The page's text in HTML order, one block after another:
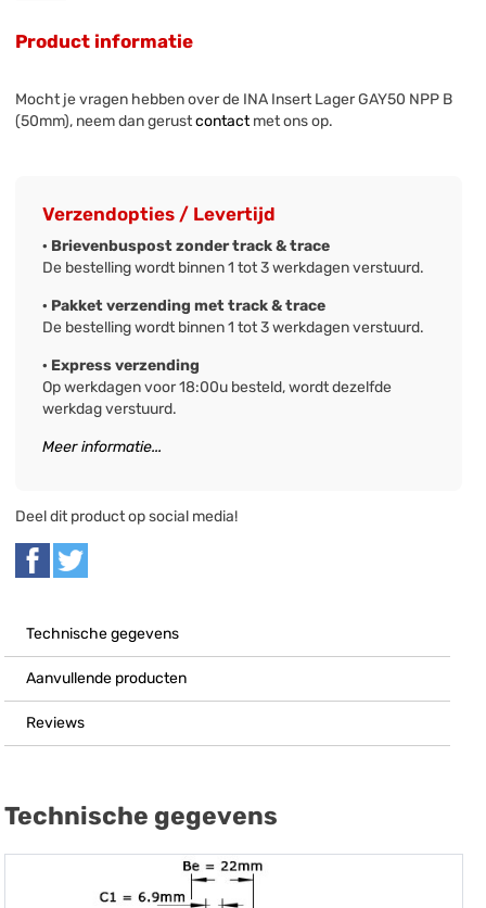
Product informatie
Mocht je vragen hebben over de INA Insert Lager GAY50 NPP B
(50mm), neem dan gerustcontactmet ons op.
Verzendopties / Levertijd
· Brievenbuspost zonder track & trace
De bestelling wordt binnen 1 tot 3 werkdagen verstuurd.
· Pakket verzending met track & trace
De bestelling wordt binnen 1 tot 3 werkdagen verstuurd.
· Express verzending
Op werkdagen voor 18:00u besteld, wordt dezelfde
werkdag verstuurd.
Meer informatie...
Deel dit product op social media!
Technische gegevens
Aanvullende producten
Reviews
Technische gegevens